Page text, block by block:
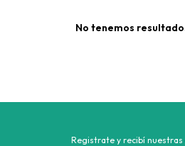
No tenemos
Registrate y recibí nuestras